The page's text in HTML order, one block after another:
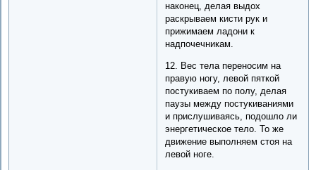
наконец, делая выдох
раскрываем кисти рук и
прижимаем ладони к
надпочечникам.
12. Вес тела переносим на
правую ногу, левой пяткой
постукиваем по полу, делая
паузы между постукиваниями
и прислушиваясь, подошло ли
энергетическое тело. То же
движение выполняем стоя на
левой ноге.